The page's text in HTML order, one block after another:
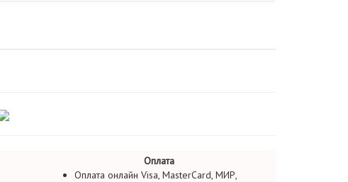
Оплата
Оплата онлайн Visa, MasterCard, МИР,